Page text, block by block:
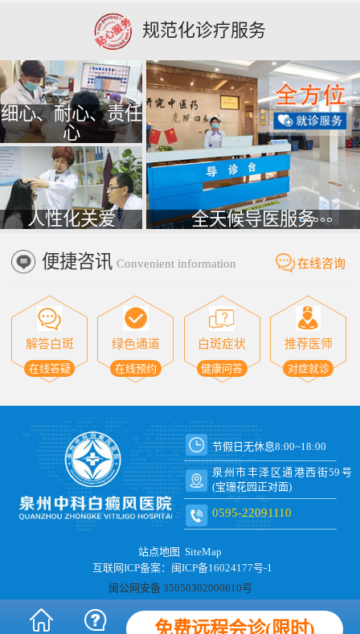
规范化诊疗服务
细心、耐心、责任
心
人性化关爱 全天候导医服务
便捷咨讯 Convenient information 在线咨询
解答白斑
在线答疑
绿色通道
在线预约
白斑症状
健康问答
推荐医师
对症就诊
节假日无休息8:00~18:00
泉州市丰泽区通港西街59号
(宝珊花园正对面)
0595-22091110
站点地图 SiteMap
互联网ICP备案：闽ICP备16024177号-1
闽公网安备 35050302000610号
免费远程会诊(限时)